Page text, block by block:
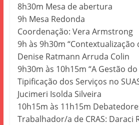
8h30m Mesa de abertura
9h Mesa Redonda
Coordenação: Vera Armstrong
9h às 9h30m “Contextualização
Denise Ratmann Arruda Colin
9h30m às 10h15m “A Gestão
Tipificação dos Serviços no
Jucimeri Isolda Silveira
10h15m às 11h15m
Trabalhador/a de CRAS: Daraci